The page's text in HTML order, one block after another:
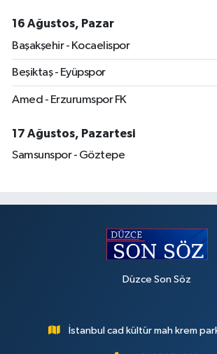
16 Ağustos, Pazar
Başakşehir - Kocaelispor
Beşiktaş - Eyüpspor
Amed - Erzurumspor FK
17 Ağustos, Pazartesi
Samsunspor - Göztepe
Düzce Son Söz
İstanbul cad kültür mah krem